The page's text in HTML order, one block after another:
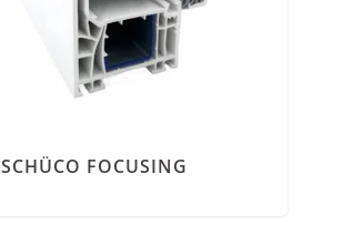
SCHÜCO FOCUSING